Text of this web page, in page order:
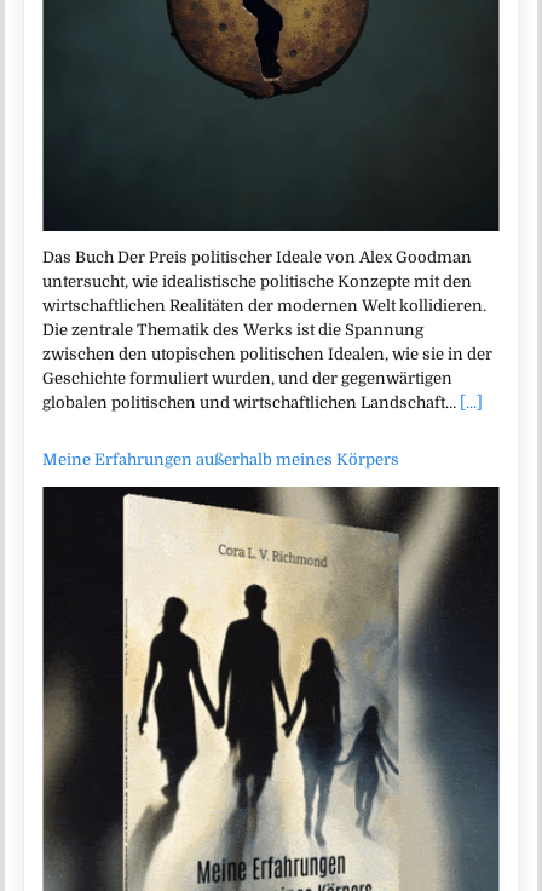
Das Buch Der Preis politischer Ideale von Alex Goodman
untersucht, wie idealistische politische Konzepte mit den
wirtschaftlichen Realitäten der modernen Welt kollidieren.
Die zentrale Thematik des Werks ist die Spannung
zwischen den utopischen politischen Idealen, wie sie in der
Geschichte formuliert wurden, und der gegenwärtigen
globalen politischen und wirtschaftlichen Landschaft… [...]
Meine Erfahrungen außerhalb meines Körpers